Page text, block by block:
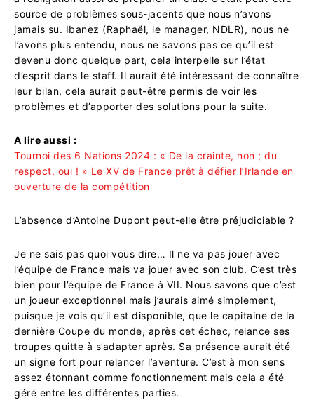
source de problèmes sous-jacents que nous n’avons
jamais su. Ibanez (Raphaël, le manager, NDLR), nous ne
l’avons plus entendu, nous ne savons pas ce qu’il est
devenu donc quelque part, cela interpelle sur l’état
d’esprit dans le staff. Il aurait été intéressant de connaître
leur bilan, cela aurait peut-être permis de voir les
problèmes et d’apporter des solutions pour la suite.
A lire aussi :
Tournoi des 6 Nations 2024 : « De la crainte, non ; du
respect, oui ! » Le XV de France prêt à défier l’Irlande en
ouverture de la compétition
L’absence d’Antoine Dupont peut-elle être préjudiciable ?
Je ne sais pas quoi vous dire… Il ne va pas jouer avec
l’équipe de France mais va jouer avec son club. C’est très
bien pour l’équipe de France à VII. Nous savons que c’est
un joueur exceptionnel mais j’aurais aimé simplement,
puisque je vois qu’il est disponible, que le capitaine de la
dernière Coupe du monde, après cet échec, relance ses
troupes quitte à s’adapter après. Sa présence aurait été
un signe fort pour relancer l’aventure. C’est à mon sens
assez étonnant comme fonctionnement mais cela a été
géré entre les différentes parties.